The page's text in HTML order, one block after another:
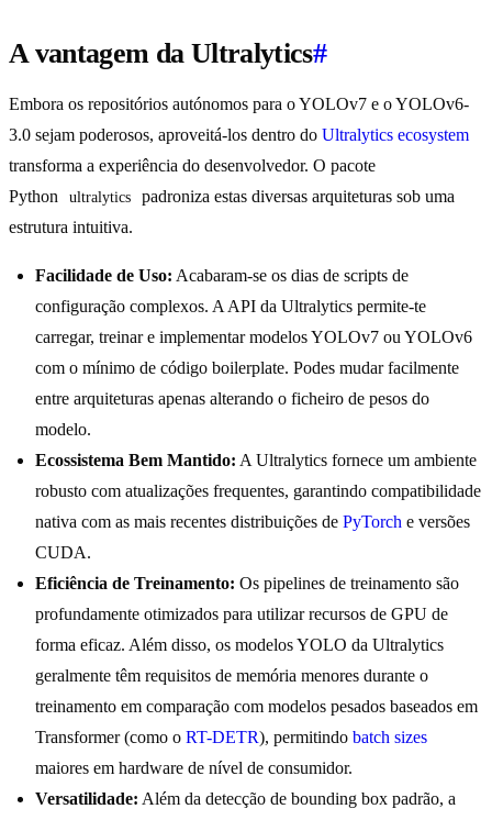
A vantagem da Ultralytics#
Embora os repositórios autónomos para o YOLOv7 e o YOLOv6-
3.0 sejam poderosos, aproveitá-los dentro do Ultralytics ecosystem
transforma a experiência do desenvolvedor. O pacote
Python
ultralytics
padroniza estas diversas arquiteturas sob uma
estrutura intuitiva.
Facilidade de Uso: Acabaram-se os dias de scripts de
configuração complexos. A API da Ultralytics permite-te
carregar, treinar e implementar modelos YOLOv7 ou YOLOv6
com o mínimo de código boilerplate. Podes mudar facilmente
entre arquiteturas apenas alterando o ficheiro de pesos do
modelo.
Ecossistema Bem Mantido: A Ultralytics fornece um ambiente
robusto com atualizações frequentes, garantindo compatibilidade
nativa com as mais recentes distribuições de PyTorch e versões
CUDA.
Eficiência de Treinamento: Os pipelines de treinamento são
profundamente otimizados para utilizar recursos de GPU de
forma eficaz. Além disso, os modelos YOLO da Ultralytics
geralmente têm requisitos de memória menores durante o
treinamento em comparação com modelos pesados baseados em
Transformer (como o RT-DETR), permitindo batch sizes
maiores em hardware de nível de consumidor.
Versatilidade: Além da detecção de bounding box padrão, a